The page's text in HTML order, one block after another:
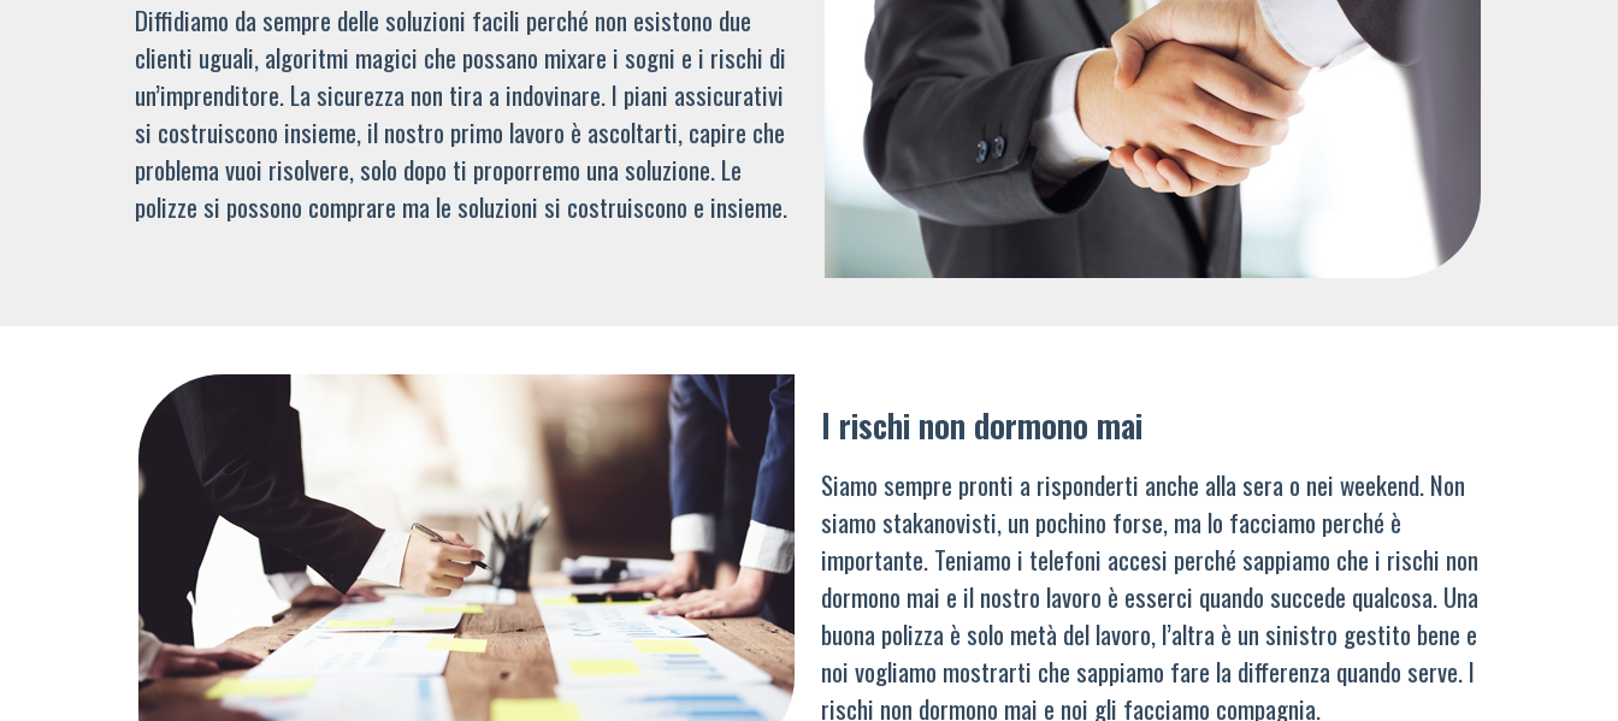
Diffidiamo da sempre delle soluzioni facili perché non esistono due
clienti uguali, algoritmi magici che possano mixare i sogni e i rischi di
un’imprenditore. La sicurezza non tira a indovinare. I piani assicurativi
si costruiscono insieme, il nostro primo lavoro è ascoltarti, capire che
problema vuoi risolvere, solo dopo ti proporremo una soluzione. Le
polizze si possono comprare ma le soluzioni si costruiscono e insieme.
I rischi non dormono mai
Siamo sempre pronti a risponderti anche alla sera o nei weekend. Non
siamo stakanovisti, un pochino forse, ma lo facciamo perché è
importante. Teniamo i telefoni accesi perché sappiamo che i rischi non
dormono mai e il nostro lavoro è esserci quando succede qualcosa. Una
buona polizza è solo metà del lavoro, l’altra è un sinistro gestito bene e
noi vogliamo mostrarti che sappiamo fare la differenza quando serve. I
rischi non dormono mai e noi gli facciamo compagnia.